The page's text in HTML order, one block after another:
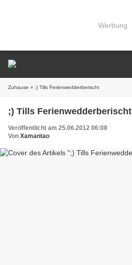
Werbung
Zuhause » ;) Tills Ferienwedderberischt
;) Tills Ferienwedderberischt
Veröffentlicht am 25.06.2012 06:08
Von Xamantao